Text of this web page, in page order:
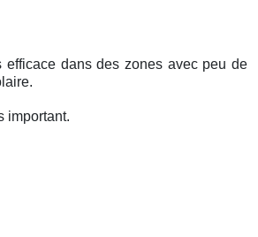
efficace dans des zones avec peu de
important.